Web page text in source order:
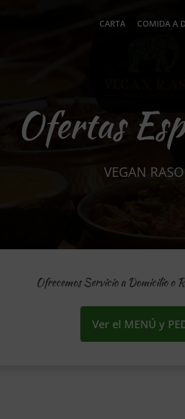
CARTA COMIDA A
Ofertas
VEGAN
Ofrecemos Servicio a Domicilio o
Ver el MENÚ y